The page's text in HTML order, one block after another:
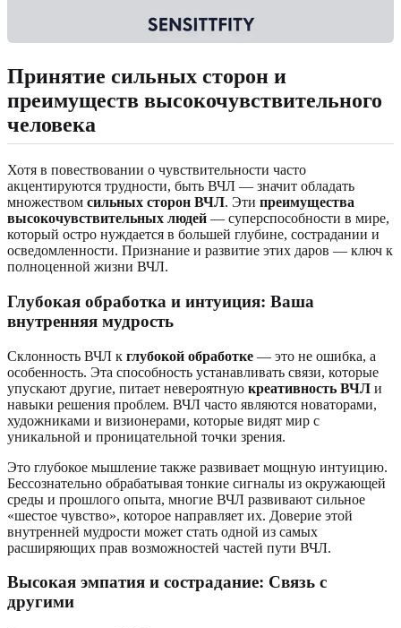
Принятие сильных сторон и
преимуществ высокочувствительного
человека
Хотя в повествовании о чувствительности часто
акцентируются трудности, быть ВЧЛ — значит обладать
множеством сильных сторон ВЧЛ. Эти преимущества
высокочувствительных людей — суперспособности в мире,
который остро нуждается в большей глубине, сострадании и
осведомленности. Признание и развитие этих даров — ключ к
полноценной жизни ВЧЛ.
Глубокая обработка и интуиция: Ваша
внутренняя мудрость
Склонность ВЧЛ к глубокой обработке — это не ошибка, а
особенность. Эта способность устанавливать связи, которые
упускают другие, питает невероятную креативность ВЧЛ и
навыки решения проблем. ВЧЛ часто являются новаторами,
художниками и визионерами, которые видят мир с
уникальной и проницательной точки зрения.
Это глубокое мышление также развивает мощную интуицию.
Бессознательно обрабатывая тонкие сигналы из окружающей
среды и прошлого опыта, многие ВЧЛ развивают сильное
«шестое чувство», которое направляет их. Доверие этой
внутренней мудрости может стать одной из самых
расширяющих прав возможностей частей пути ВЧЛ.
Высокая эмпатия и сострадание: Связь с
другими